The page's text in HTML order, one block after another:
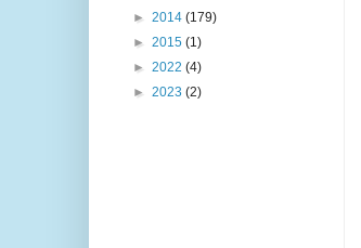
► 2014 (179)
► 2015 (1)
► 2022 (4)
► 2023 (2)